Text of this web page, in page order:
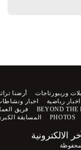
وريبورتاجات
أرضنا تراثنا
رياضية
اخبار ونشاطات
BEYOND
فريق العمل
PHOTOS المسابقة الكبرى